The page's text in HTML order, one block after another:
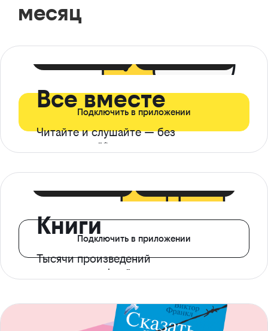
месяц
Все вместе
Читайте и слушайте — без
ограничений*
Подключить в приложении
Книги
Тысячи произведений
с доступом офлайн
Подключить в приложении